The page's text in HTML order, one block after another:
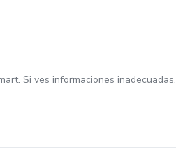
Si ves informaciones inadecuadas,